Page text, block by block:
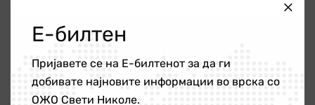
Категории
Новости 340
Е-билтен
Пријавете се на Е-билтенот за да ги
добивате најновите информации во врска со
ОЖО Свети Николе.